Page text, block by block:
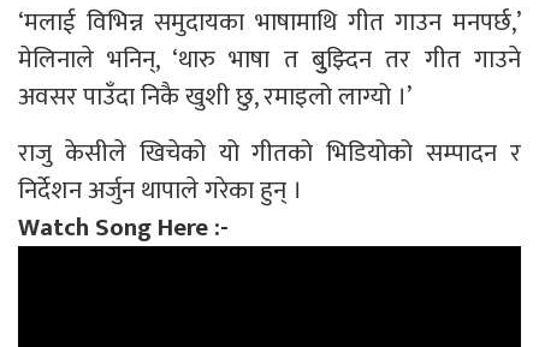
‘मलाई विभिन्न समुदायका भाषामाथि गीत गाउन मनपर्छ,’
मेलिनाले भनिन्, ‘थारु भाषा त बुुझ्दिन तर गीत गाउने
अवसर पाउँदा निकै खुशी छु, रमाइलो लाग्यो ।’
राजु केसीले खिचेको यो गीतको भिडियोको सम्पादन र
निर्देशन अर्जुन थापाले गरेका हुन् ।
Watch Song Here :-